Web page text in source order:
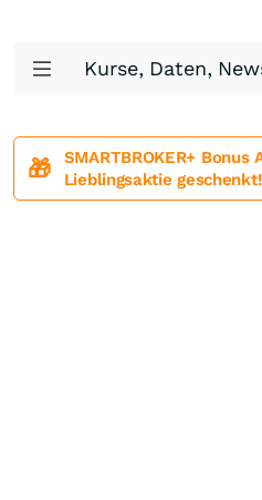
Kurse, Daten,
🎁
SMARTBROKER+ Bonus
Lieblingsaktie geschenkt!